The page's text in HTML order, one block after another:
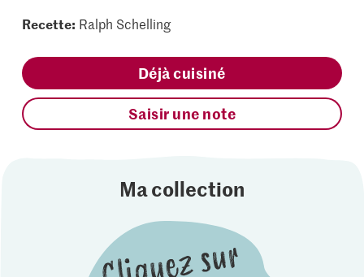
Recette: Ralph Schelling
Déjà cuisiné
Saisir une note
Ma collection